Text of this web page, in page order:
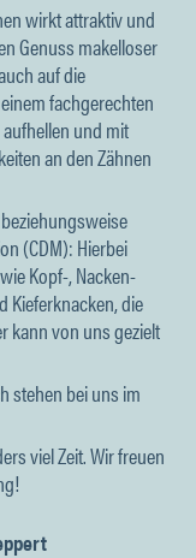
wirkt attraktiv und
Genuss makelloser
auf die
fachgerechten
und mit
an den Zähnen
(CDM): Hierbei
Kopf-, Nacken-
Kieferknacken, die
kann von uns gezielt
stehen bei uns im
viel Zeit. Wir freuen